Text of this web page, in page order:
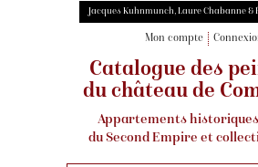
Jacques Kuhnmunch, Laure Chabanne &
Mon compte
Catalogue des
du château de
Appartements
du Second Empire et